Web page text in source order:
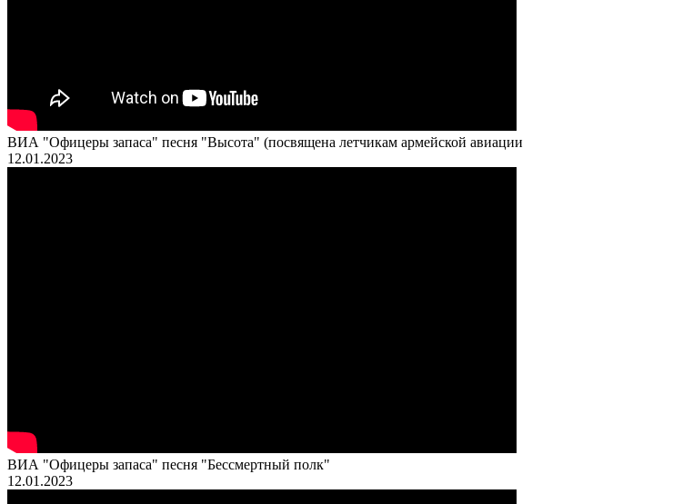
ВИА "Офицеры запаса" песня "Высота" (посвящена летчикам армейской авиации
12.01.2023
ВИА "Офицеры запаса" песня "Бессмертный полк"
12.01.2023